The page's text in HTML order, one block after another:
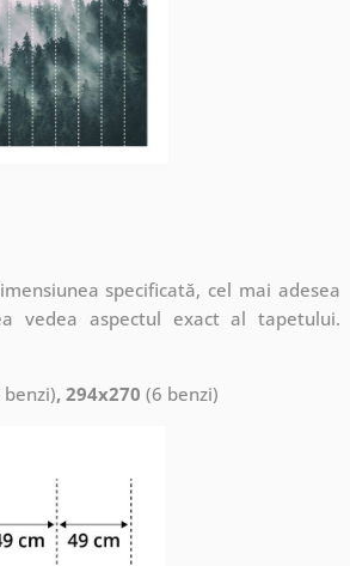
specificată, cel mai adesea
vedea aspectul exact al tapetului.
benzi), 294x270 (6 benzi)